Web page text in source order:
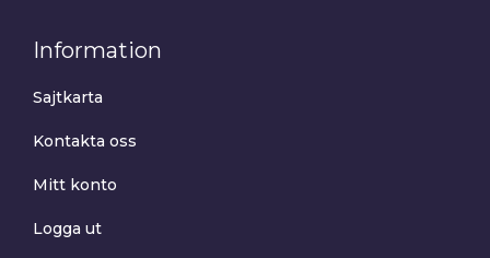
Information
Sajtkarta
Kontakta oss
Mitt konto
Logga ut